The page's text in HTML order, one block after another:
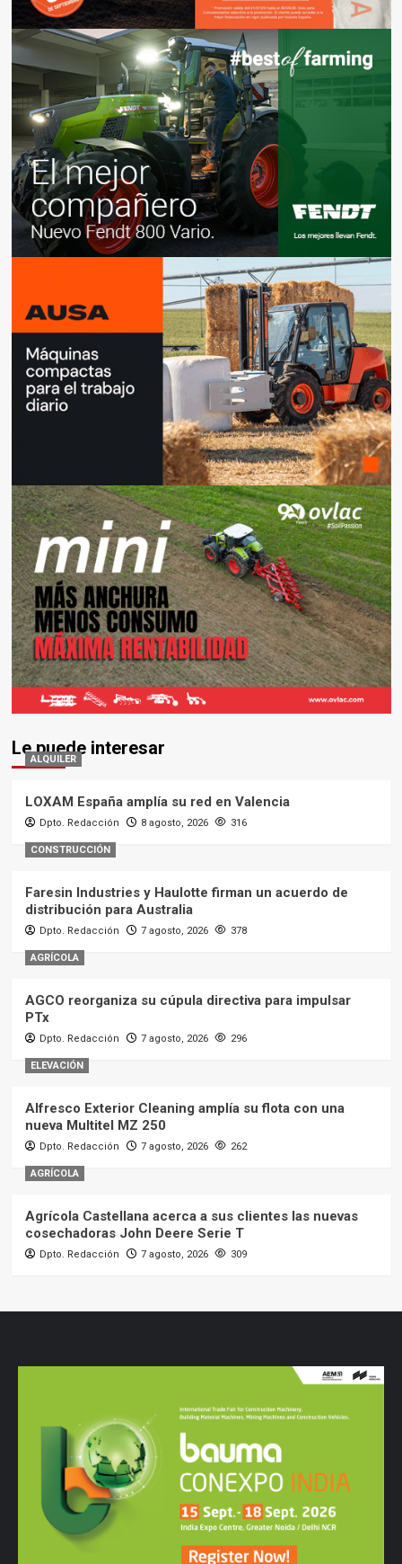
Le puede interesar
ALQUILER
LOXAM España amplía su red en Valencia
Dpto. Redacción 8 agosto, 2026 316
CONSTRUCCIÓN
Faresin Industries y Haulotte firman un acuerdo de
distribución para Australia
Dpto. Redacción 7 agosto, 2026 378
AGRÍCOLA
AGCO reorganiza su cúpula directiva para impulsar
PTx
Dpto. Redacción 7 agosto, 2026 296
ELEVACIÓN
Alfresco Exterior Cleaning amplía su flota con una
nueva Multitel MZ 250
Dpto. Redacción 7 agosto, 2026 262
AGRÍCOLA
Agrícola Castellana acerca a sus clientes las nuevas
cosechadoras John Deere Serie T
Dpto. Redacción 7 agosto, 2026 309